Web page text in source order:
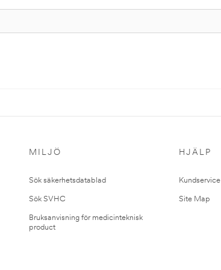
MILJÖ
Sök säkerhetsdatablad
Sök SVHC
Bruksanvisning för medicinteknisk
product
HJÄLP
Kundservice
Site Map